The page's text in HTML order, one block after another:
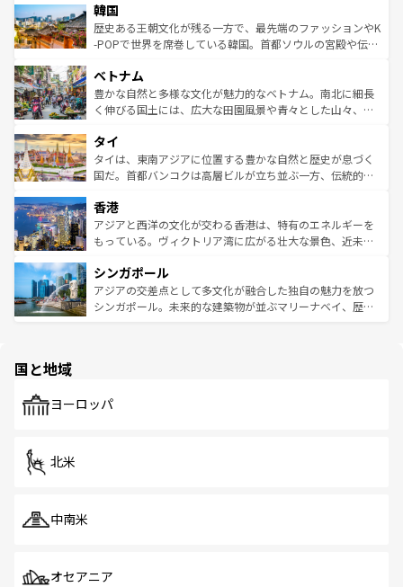
ワイを、存分に味わってほしい。 なお、新着のハワイ情報
はコンテンツ一覧を参照してほしい。
いる。アクティビティも充実しており、サーフィンやダイ
ビング、ハイキングなど、アウトドア好きにはたまらな
い。オーストラリアの多彩な魅力を存分に味わいつくそ
参照してほしい。
ン）、静ひつな山岳地帯である台湾東部など、都市の喧騒
と山間の静けさが共存しており、訪れる人に新しい発見と
驚きをもたらしてくれる。また、奥深い台湾の食文化も魅
容にもいいと評判のスイーツなど、バラエティ豊かな料理
が味わえる。 なお、新着の台湾情報は コンテンツ一覧を参
照してほしい。
韓国
歴史ある王朝文化が残る一方で、最先端のファッションやK
-POPで世界を席巻している韓国。首都ソウルの宮殿や伝統
き、地方に足を延ばせば四季折々の自然美を楽しむことが
できる。そして、キムチや焼肉、絶品のストリートフード
まで、さまざまな韓国料理が待っている。夜には、韓国な
リティに包まれながら、韓国の多彩な魅力を心ゆくまで味
わってみてほしい。 なお、新着の韓国情報はコンテンツ一
覧を参照してほしい。
ベトナム
豊かな自然と多様な文化が魅力的なベトナム。南北に細長
く伸びる国土には、広大な田園風景や青々とした山々、世
急速な発展と共に伝統が息づく。ハノイの古い町並みやホ
ーチミン市のフランス統治時代の建物も、独特の雰囲気を
醸し出している。また、バラエティの豊かさとおいしさで
とつ。フォーやバインミー、ベトナムコーヒーなどは、ぜ
ひ現地で味わいたい。どの地域を訪れてもあたたかい人々
が旅行者を迎えてくれるので、きっと忘れられない旅にな
参照してほしい。
タイ
タイは、東南アジアに位置する豊かな自然と歴史が息づく
国だ。首都バンコクは高層ビルが立ち並ぶ一方、伝統的な
の活気が交差している。北部ではチェンマイなどの山岳地
帯で自然と触れ合い、南部ではプーケットやクラビの美し
いビーチでリゾート気分を楽しむことができる。タイ料理
激する。気候は一年中温暖で、どの季節にも異なる楽しみ
が待っている。親しみやすいタイの人々、仏教を中心とし
た文化、そして多様な観光資源が、訪れる旅人を魅了し続
香港
アジアと西洋の文化が交わる香港は、特有のエネルギーを
もっている。ヴィクトリア湾に広がる壮大な景色、近未来
み、どこを訪れても感動するはず。観光スポットが密集し
ており、効率よく見どころを回れるのも魅力。息をのむよ
うな絶景から文化的な体験まで、香港を存分に楽しみ尽く
シンガポール
アジアの交差点として多文化が融合した独自の魅力を放つ
シンガポール。未来的な建築物が並ぶマリーナベイ、歴史
で、ホーカーズは地元の風情を楽しめる外せないスポット
国と地域
ヨーロッパ
北米
中南米
オセアニア